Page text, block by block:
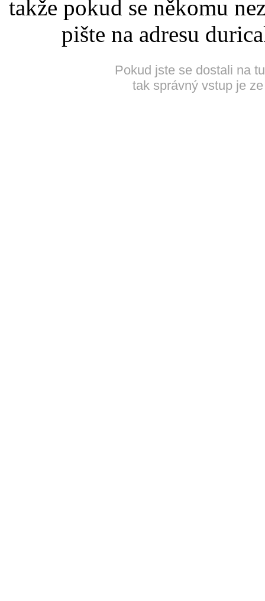
takže pokud se někomu
pište na adresu
Pokud jste se dostali na
tak správný vstup je